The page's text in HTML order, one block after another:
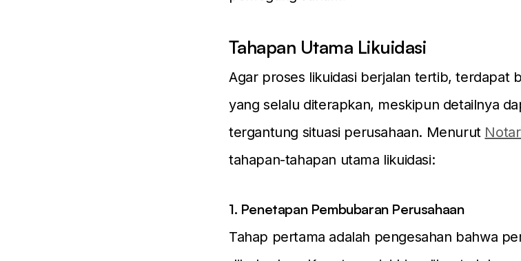
Tahapan Utama Likuidasi
Agar proses likuidasi berjalan tertib, terdapat
yang selalu diterapkan, meskipun detailnya
tergantung situasi perusahaan. Menurut
tahapan-tahapan utama likuidasi:
1. Penetapan Pembubaran Perusahaan
Tahap pertama adalah pengesahan bahwa